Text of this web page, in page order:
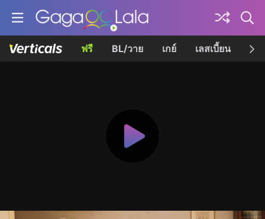
ฟรี BL/วาย เกย์ เลสเบี้ยน เค